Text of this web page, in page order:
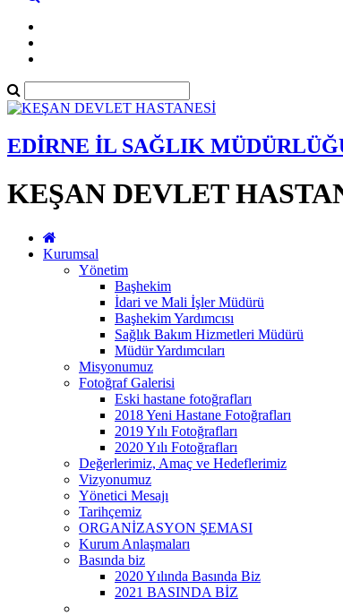
EDİRNE İL SAĞLIK
KEŞAN DEVLET
Kurumsal
Yönetim
Başhekim
İdari ve Mali İşler Müdürü
Başhekim Yardımcısı
Sağlık Bakım Hizmetleri Müdürü
Müdür Yardımcıları
Misyonumuz
Fotoğraf Galerisi
Eski hastane fotoğrafları
2018 Yeni Hastane Fotoğrafları
2019 Yılı Fotoğrafları
2020 Yılı Fotoğrafları
Değerlerimiz, Amaç ve Hedeflerimiz
Vizyonumuz
Yönetici Mesajı
Tarihçemiz
ORGANİZASYON ŞEMASI
Kurum Anlaşmaları
Basında biz
2020 Yılında Basında Biz
2021 BASINDA BİZ